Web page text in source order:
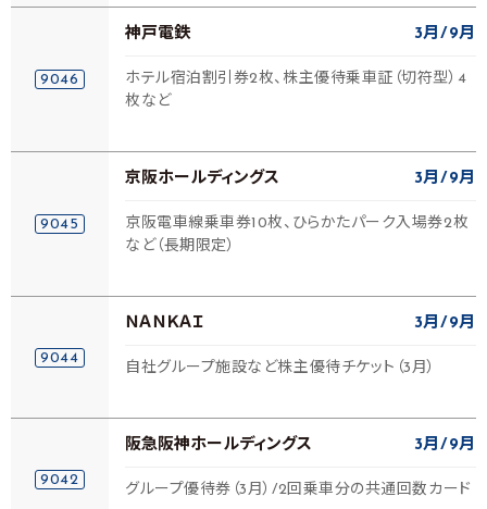
9046
神戸電鉄 3月 9月
ホテル宿泊割引券2枚、株主優待乗車証（切符型）4
枚など
9045
京阪ホールディングス 3月 9月
京阪電車線乗車券10枚、ひらかたパーク入場券2枚
など（長期限定）
9044
ＮＡＮＫＡＩ 3月 9月
自社グループ施設など株主優待チケット（3月）
9042
阪急阪神ホールディングス 3月 9月
グループ優待券（3月）/2回乗車分の共通回数カード